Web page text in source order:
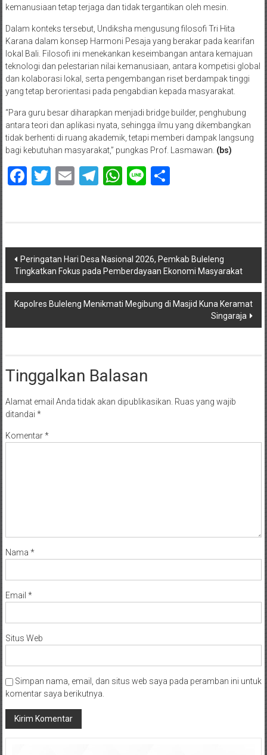
kemanusiaan tetap terjaga dan tidak tergantikan oleh mesin.
Dalam konteks tersebut, Undiksha mengusung filosofi Tri Hita
Karana dalam konsep Harmoni Pesaja yang berakar pada kearifan
lokal Bali. Filosofi ini menekankan keseimbangan antara kemajuan
teknologi dan pelestarian nilai kemanusiaan, antara kompetisi global
dan kolaborasi lokal, serta pengembangan riset berdampak tinggi
yang tetap berorientasi pada pengabdian kepada masyarakat.
“Para guru besar diharapkan menjadi bridge builder, penghubung
antara teori dan aplikasi nyata, sehingga ilmu yang dikembangkan
tidak berhenti di ruang akademik, tetapi memberi dampak langsung
bagi kebutuhan masyarakat,” pungkas Prof. Lasmawan. (bs)
Facebook
Twitter
EmailTelegram
WhatsApp
LineShare
Navigasi
pos
Peringatan Hari Desa Nasional 2026, Pemkab Buleleng
Tingkatkan Fokus pada Pemberdayaan Ekonomi Masyarakat
Kapolres Buleleng Menikmati Megibung di Masjid Kuna Keramat
Singaraja
Tinggalkan Balasan
Alamat email Anda tidak akan dipublikasikan. Ruas yang wajib
ditandai *
Komentar*
Nama *
Email *
Situs Web
Simpan nama, email, dan situs web saya pada peramban ini untuk
komentar saya berikutnya.